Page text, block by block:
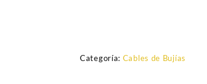
Categoría: Cables de Bujías